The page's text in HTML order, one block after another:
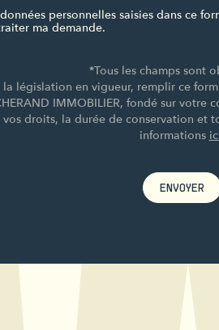
personnelles saisies dans ce
ma demande.
*Tous les champs sont
législation en vigueur, remplir ce
IMMOBILIER, fondé sur votre
vos droits, la durée de conservation et
informations
ENVOYER